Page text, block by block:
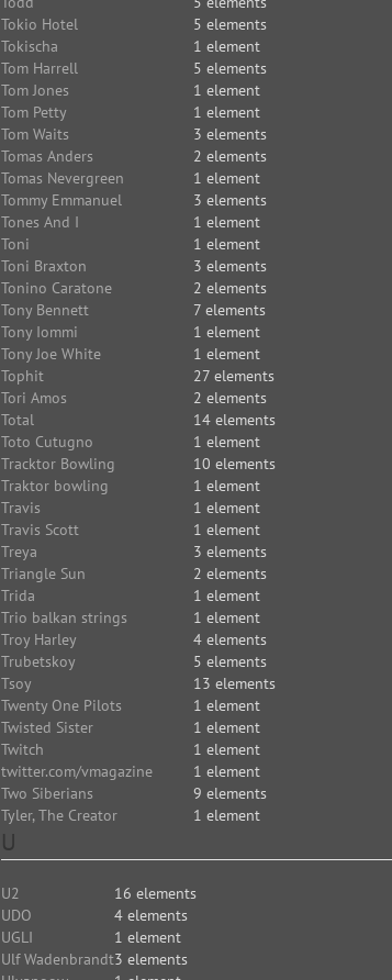
Tokio Hotel
5 elements
Tokischa
1 element
Tom Harrell
5 elements
Tom Jones
1 element
Tom Petty
1 element
Tom Waits
3 elements
Tomas Anders
2 elements
Tomas Nevergreen
1 element
Tommy Emmanuel
3 elements
Tones And I
1 element
Toni
1 element
Toni Braxton
3 elements
Tonino Caratone
2 elements
Tony Bennett
7 elements
Tony Iommi
1 element
Tony Joe White
1 element
Tophit
27 elements
Tori Amos
2 elements
Total
14 elements
Toto Cutugno
1 element
Tracktor Bowling
10 elements
Traktor bowling
1 element
Travis
1 element
Travis Scott
1 element
Treya
3 elements
Triangle Sun
2 elements
Trida
1 element
Trio balkan strings
1 element
Troy Harley
4 elements
Trubetskoy
5 elements
Tsoy
13 elements
Twenty One Pilots
1 element
Twisted Sister
1 element
Twitch
1 element
twitter.com/vmagazine
1 element
Two Siberians
9 elements
Tyler, The Creator
1 element
U
U2
16 elements
UDO
4 elements
UGLI
1 element
Ulf Wadenbrandt3 elements